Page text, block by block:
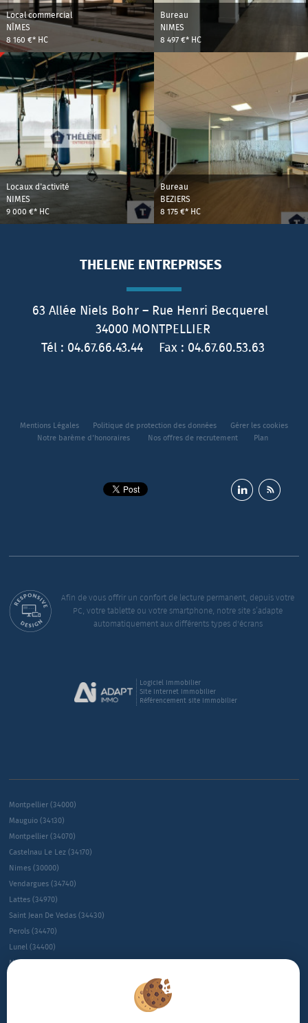
Local commercial
NÎMES
8 160 €* HC
Bureau
NIMES
8 497 €* HC
Locaux d'activité
NIMES
9 000 €* HC
Bureau
BEZIERS
8 175 €* HC
THELENE ENTREPRISES
63 Allée Niels Bohr – Rue Henri Becquerel
34000 MONTPELLIER
Tél : 04.67.66.43.44 Fax : 04.67.60.53.63
Mentions Légales Politique de protection des données
Gérer les cookies
Notre barème d'honoraires
Nos offres de recrutement Plan
Afin de vous offrir un confort de lecture permanent, depuis votre
PC, votre tablette ou votre smartphone, notre site s’adapte
automatiquement aux différents types d'écrans
Logiciel immobilier
Site internet immobilier
Référencement site immobilier
Montpellier (34000)
Mauguio (34130)
Montpellier (34070)
Castelnau Le Lez (34170)
Nimes (30000)
Vendargues (34740)
Lattes (34970)
Saint Jean De Vedas (34430)
Perols (34470)
Lunel (34400)
Montpellier (34080)